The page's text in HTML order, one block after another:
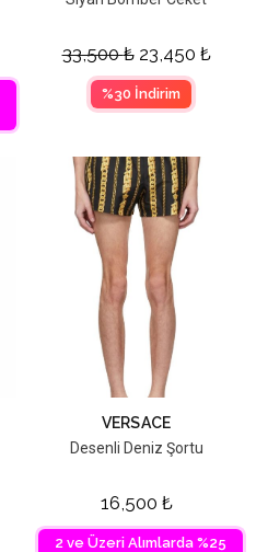
33,500₺ 23,450 ₺
%30 İndirim
VERSACE
Desenli Deniz Şortu
16,500 ₺
2 ve Üzeri Alımlarda %25